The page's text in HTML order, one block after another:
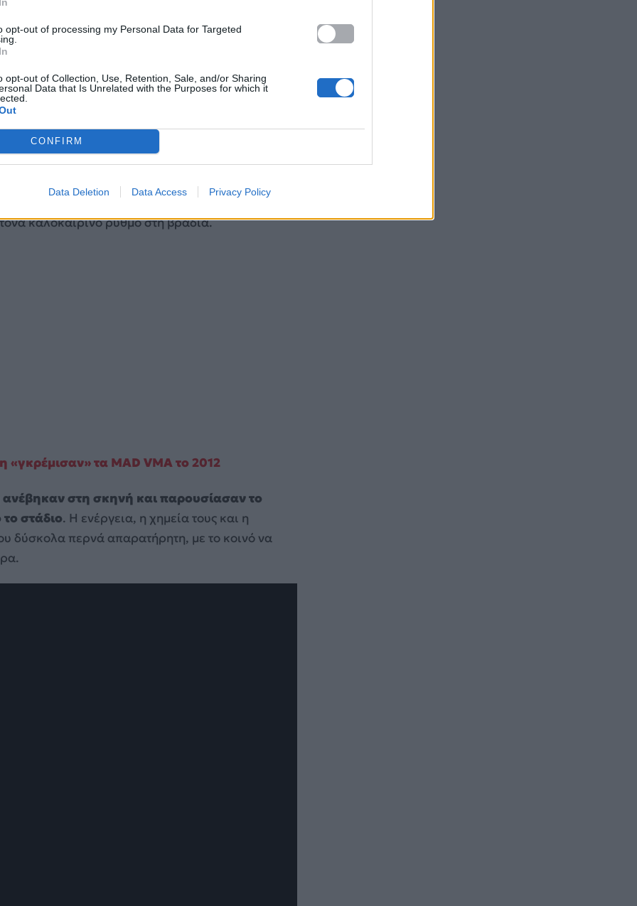
opt-out of processing my Personal Data for Targeted
opt-out of Collection, Use, Retention, Sale, and/or Sharing
Data that Is Unrelated with the Purposes for which it
CONFIRM
Data Deletion Data Access Privacy Policy
και Δέσποινα Βανδή
ξέρεις ήδη ότι τα MAD VMA δεν είναι απλώς
όπου τα τραγούδια αποκτούν νέα ζωή
που συχνά γίνονται viral. Σε αυτό το
καλοκαιρινό ρυθμό στη βραδιά.
τα MAD VMA το 2012
στη σκηνή και παρουσίασαν το
στάδιο. Η ενέργεια, η χημεία τους και η
δύσκολα περνά απαρατήρητη, με το κοινό να